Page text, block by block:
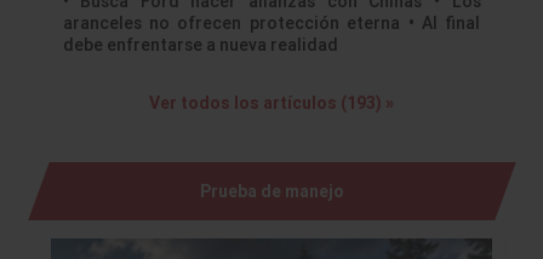
aranceles no ofrecen protección eterna • Al final
debe enfrentarse a nueva realidad
Ver todos los artículos (193) »
Prueba de manejo